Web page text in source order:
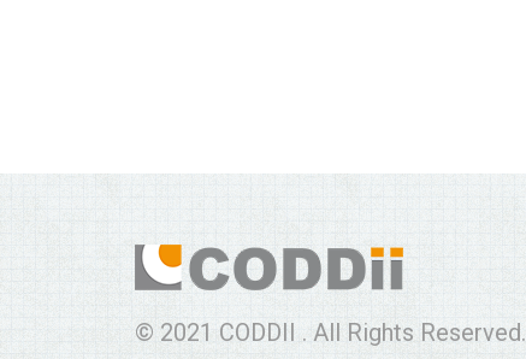
© 2021 CODDII . All Rights Reserved.